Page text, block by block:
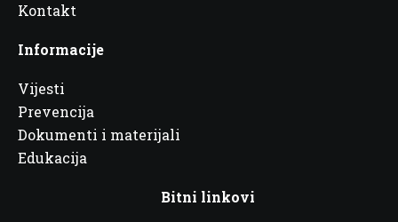
Kontakt
Informacije
Vijesti
Prevencija
Dokumenti i materijali
Edukacija
Bitni linkovi